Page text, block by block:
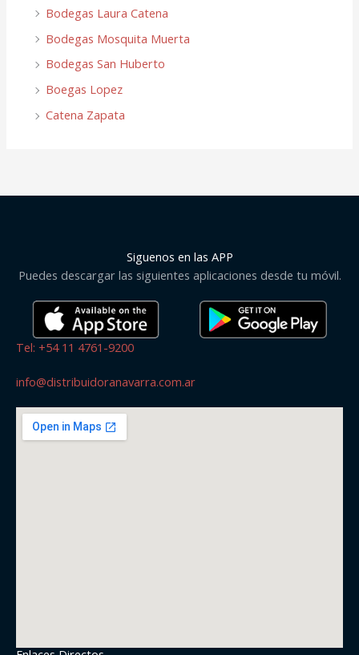
Bodegas Laura Catena
Bodegas Mosquita Muerta
Bodegas San Huberto
Boegas Lopez
Catena Zapata
Siguenos en las APP
Puedes descargar las siguientes aplicaciones desde tu móvil.
Tel: +54 11 4761-9200
info@distribuidoranavarra.com.ar